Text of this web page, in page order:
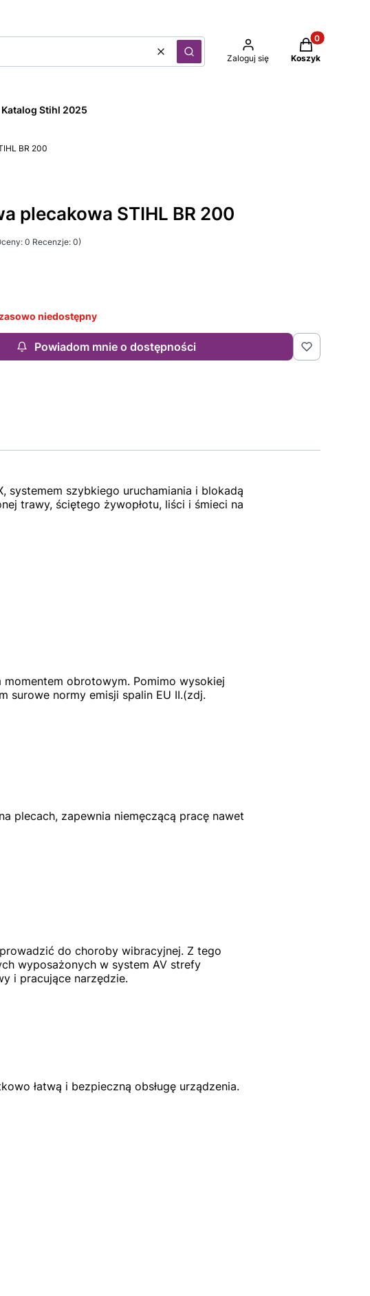
WyczyśćSzukaj Zaloguj się
Produkty w
Koszyk
Katalog Stihl 2025
BR 200
plecakowa STIHL BR 200
0 Recenzje: 0)
niedostępny
Powiadom mnie o dostępności
systemem szybkiego uruchamiania i blokadą
trawy, ściętego żywopłotu, liści i śmieci na
obrotowym. Pomimo wysokiej
surowe normy emisji spalin EU II.(zdj.
plecach, zapewnia niemęczącą pracę nawet
do choroby wibracyjnej. Z tego
wyposażonych w system AV strefy
i pracujące narzędzie.
łatwą i bezpieczną obsługę urządzenia.